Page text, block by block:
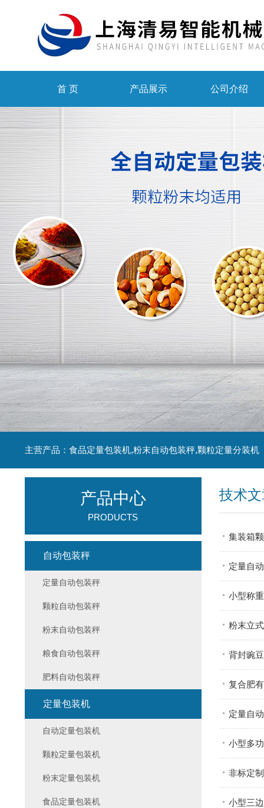
首 页 产品展示 公司介绍
主营产品：食品定量包装机,粉末自动包装秤,颗粒定量分装机
技术
集装箱
定量自
小型称
粉末立
背封豌
复合肥
定量自
小型多
非标定
小型三
产品中心
PRODUCTS
自动包装秤
定量自动包装秤
颗粒自动包装秤
粉末自动包装秤
粮食自动包装秤
肥料自动包装秤
定量包装机
自动定量包装机
颗粒定量包装机
粉末定量包装机
食品定量包装机